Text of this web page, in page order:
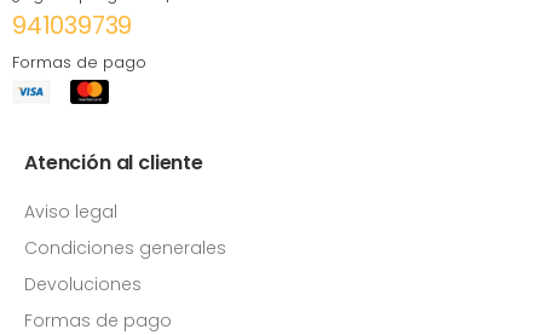
941039739
Formas de pago
Atención al cliente
Aviso legal
Condiciones generales
Devoluciones
Formas de pago